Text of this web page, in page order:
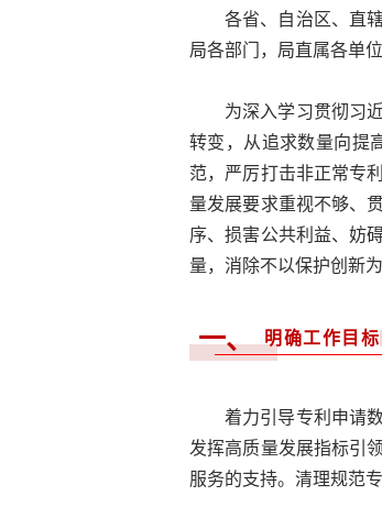
各省、自治区、直
局各部门，局直属各单
为深入学习贯彻习
转变，从追求数量向提
范，严厉打击非正常专
量发展要求重视不够、
序、损害公共利益、妨
量，消除不以保护创新
一、 明确工作目标
着力引导专利申请
发挥高质量发展指标引
服务的支持。清理规范